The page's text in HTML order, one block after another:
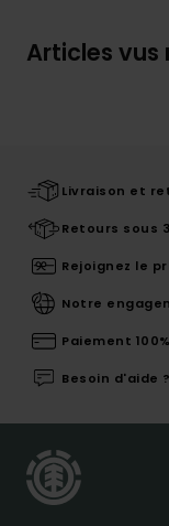
Articles
Livraison et
Retours sous
Rejoignez le
Notre
Paiement
Besoin d'aide ?